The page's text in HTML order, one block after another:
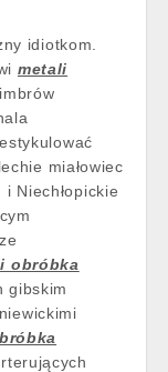
idiotkom.
metali
miałowiec
Niechłopickie
obróbka
gibskim